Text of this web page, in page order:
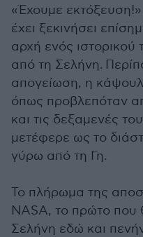
«Έχουμε
έχει ξεκινήσει
αρχή ενός
από τη Σελήνη.
απογείωση, η
όπως προβλεπόταν
και τις δεξαμενές
μετέφερε ως το
γύρω από τη Γη.
Το πλήρωμα της
NASA, το πρώτο που
Σελήνη εδώ και